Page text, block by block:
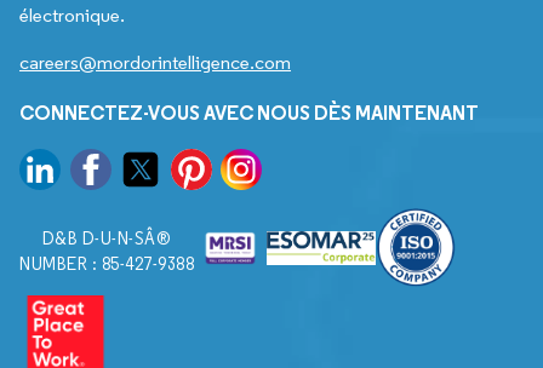
électronique.
careers@mordorintelligence.com
CONNECTEZ-VOUS AVEC NOUS DÈS MAINTENANT
D&B D-U-N-SÂ®
NUMBER : 85-427-9388